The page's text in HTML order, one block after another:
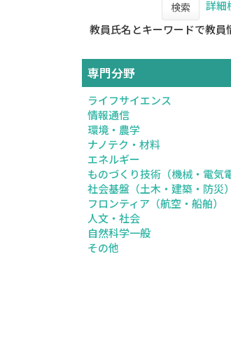
検索
詳細
教員氏名とキーワードで教員
専門分野
ライフサイエンス
情報通信
環境・農学
ナノテク・材料
エネルギー
ものづくり技術（機械・電気
社会基盤（土木・建築・防災）
フロンティア（航空・船舶）
人文・社会
自然科学一般
その他